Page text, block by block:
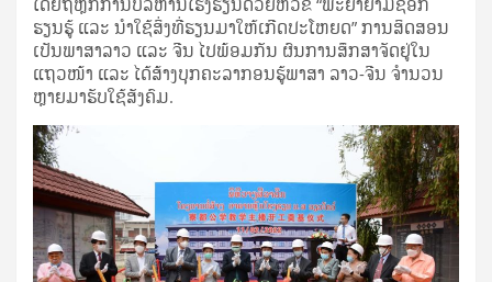
ໂດຍຖືຫຼັກການບໍລິຫານໂຮງຮຽນດ້ວຍຫົວຂໍ້ “ພະຍາຍາມຊອກ
ຮຽນຮູ້ ແລະ ນໍາໃຊ້ສິ່ງທີ່ຮຽນມາໃຫ້ເກີດປະໂຫຍດ” ການສິດສອນ
ເປັນພາສາລາວ ແລະ ຈີນ ໄປພ້ອມກັນ ຜົນການສຶກສາຈັດຢູ່ໃນ
ແຖວໜ້າ ແລະ ໄດ້ສ້າງບຸກຄະລາກອນຮູ້ພາສາ ລາວ-ຈີນ ຈໍານວນ
ຫຼາຍມາຮັບໃຊ້ສັງຄົມ.